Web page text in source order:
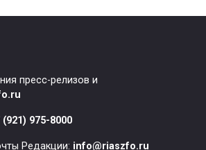
пресс-релизов и
(921) 975-8000
Редакции: info@riaszfo.ru